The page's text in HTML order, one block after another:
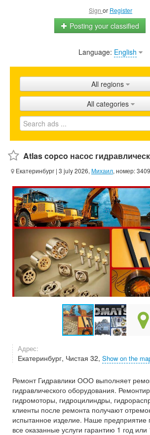
Sign or Register
Posting your classified
Home
Shops
Promotion
FAQ
Blog
Language: English
All regions
All categories
Atlas copco насос
Екатеринбург | 3 july 2026, Михаил, номер:
Адрес:
Екатеринбург, Чистая 32, Show on the
Ремонт Гидравлики ООО выполняет
гидравлического оборудования.
гидромоторы, гидроцилиндры,
клиенты после ремонта получают
испытанное изделие. Наше предприятие
все оказанные услуги гарантию 1 год